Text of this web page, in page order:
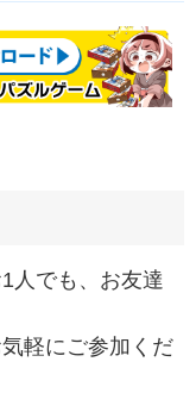
人でも、お友達
軽にご参加くだ